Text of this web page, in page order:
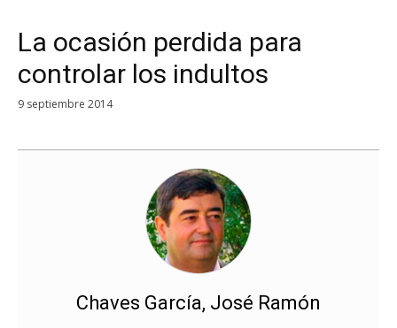
La ocasión perdida para
controlar los indultos
9 septiembre 2014
Chaves García, José Ramón